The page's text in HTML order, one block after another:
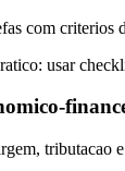
com
usar
tributacao